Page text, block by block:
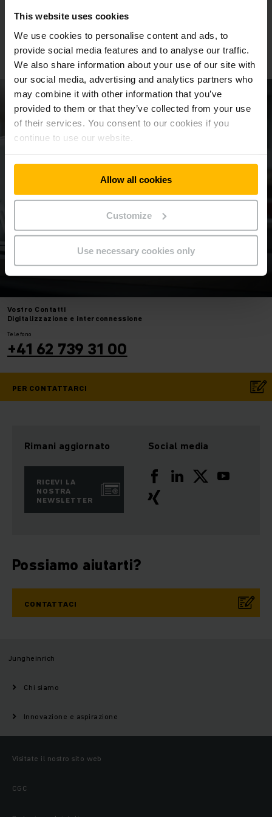
This website uses cookies
We use cookies to personalise content and ads, to
provide social media features and to analyse our traffic.
We also share information about your use of our site with
our social media, advertising and analytics partners who
may combine it with other information that you’ve
provided to them or that they’ve collected from your use
of their services. You consent to our cookies if you
continue to use our website.
Allow all cookies
Customize
Use necessary cookies only
Siamo lieti di offrirvi la nostra
consulenza
Siamo lieti di offrirvi la nostra consulenza
Vostro Contatti
Digitalizzazione e interconnessione
Telefono
+41 62 739 31 00
PER CONTATTARCI
Rimani aggiornato
RICEVI LA
NOSTRA
NEWSLETTER
Social media
Possiamo aiutarti?
CONTATTACI
Jungheinrich
Chi siamo
Innovazione e aspirazione
Visitate il nostro sito web
CGC